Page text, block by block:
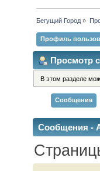
Бегущий Город »
Профиль
Просмотр
В этом разделе
Сообщения
Сообщения -